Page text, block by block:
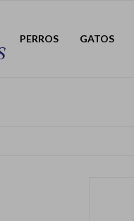
PERROS GATOS